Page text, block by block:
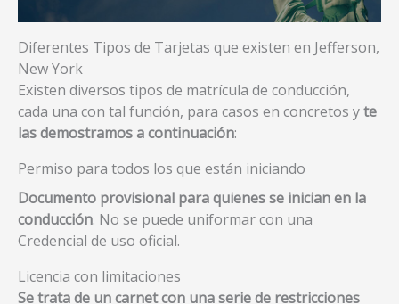
Diferentes Tipos de Tarjetas que existen en Jefferson,
New York
Existen diversos tipos de matrícula de conducción,
cada una con tal función, para casos en concretos yte
las demostramos a continuación:
Permiso para todos los que están iniciando
Documento provisional para quienes se inician en la
conducción. No se puede uniformar con una
Credencial de uso oficial.
Licencia con limitaciones
Se trata de un carnet con una serie de restricciones